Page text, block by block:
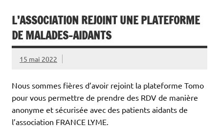
L’ASSOCIATION REJOINT UNE PLATEFORME
DE MALADES-AIDANTS
15 mai 2022
Nous sommes fières d’avoir rejoint la plateforme Tomo
pour vous permettre de prendre des RDV de manière
anonyme et sécurisée avec des patients aidants de
l’association FRANCE LYME.